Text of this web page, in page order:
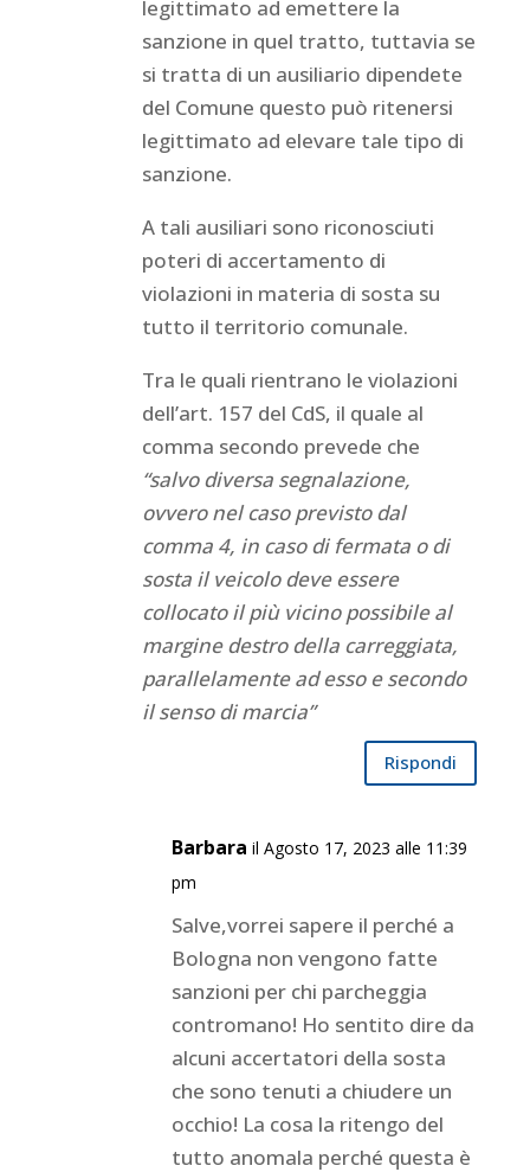
legittimato ad emettere la
sanzione in quel tratto, tuttavia se
si tratta di un ausiliario dipendete
del Comune questo può ritenersi
legittimato ad elevare tale tipo di
sanzione.
A tali ausiliari sono riconosciuti
poteri di accertamento di
violazioni in materia di sosta su
tutto il territorio comunale.
Tra le quali rientrano le violazioni
dell’art. 157 del CdS, il quale al
comma secondo prevede che
“salvo diversa segnalazione,
ovvero nel caso previsto dal
comma 4, in caso di fermata o di
sosta il veicolo deve essere
collocato il più vicino possibile al
margine destro della carreggiata,
parallelamente ad esso e secondo
il senso di marcia”
Rispondi
Barbara il Agosto 17, 2023 alle 11:39
pm
Salve,vorrei sapere il perché a
Bologna non vengono fatte
sanzioni per chi parcheggia
contromano! Ho sentito dire da
alcuni accertatori della sosta
che sono tenuti a chiudere un
occhio! La cosa la ritengo del
tutto anomala perché questa è